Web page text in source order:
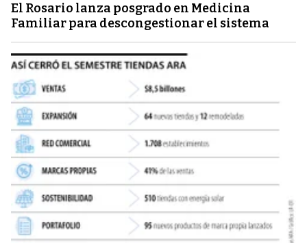
El Rosario lanza posgrado en Medicina
Familiar para descongestionar el sistema